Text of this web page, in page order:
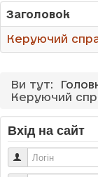
Заголовок
Керуючий
Ви тут:
Керуючий
Вхід на сайт
Логін